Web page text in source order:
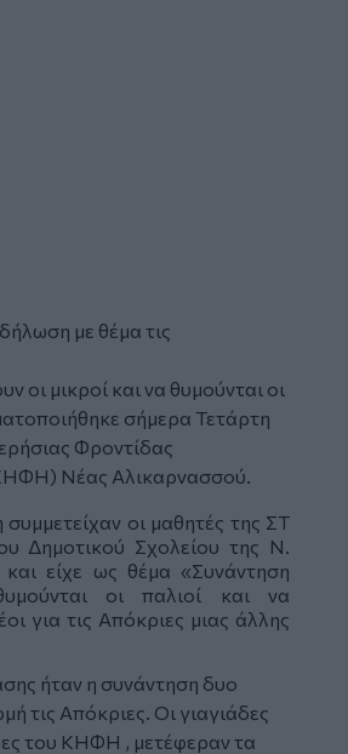
με θέμα τις
οι μικροί και να θυμούνται οι
σήμερα Τετάρτη
Φροντίδας
Νέας Αλικαρνασσού.
οι μαθητές της ΣΤ
Δημοτικού Σχολείου της Ν.
είχε ως θέμα «Συνάντηση
οι παλιοί και να
για τις Απόκριες μιας άλλης
ήταν η συνάντηση δυο
τις Απόκριες. Οι γιαγιάδες
του ΚΗΦΗ , μετέφεραν τα